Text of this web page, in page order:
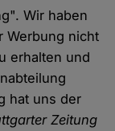
Wir haben
Werbung nicht
erhalten und
hat uns der
Zeitung